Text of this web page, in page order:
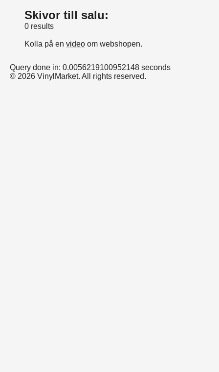
Skivor till salu:
0 results
Kolla på en video om webshopen.
Query done in: 0.0056219100952148 seconds
© 2026 VinylMarket. All rights reserved.